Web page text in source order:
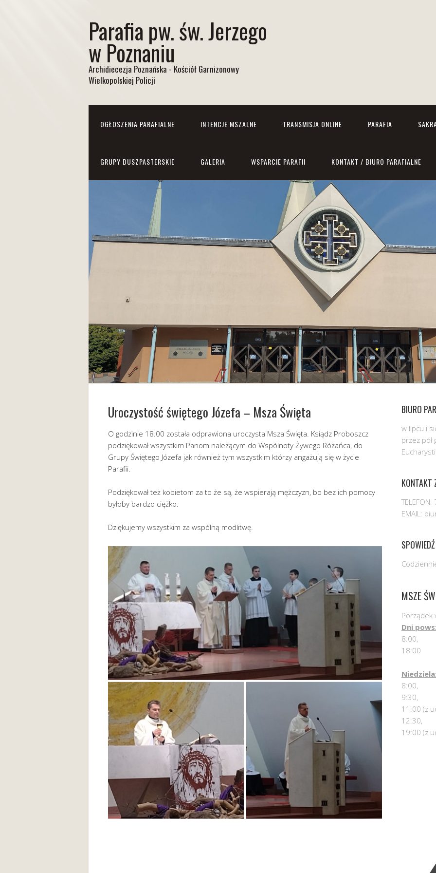
Parafia pw. św. Jerzego
w Poznaniu
Archidiecezja Poznańska - Kościół Garnizonowy
Wielkopolskiej Policji
OGŁOSZENIA PARAFIALNE INTENCJE MSZALNE TRANSMISJA ONLINE PARAFIA
GRUPY DUSZPASTERSKIE GALERIA WSPARCIE PARAFII KONTAKT / BIURO PARAFIALNE
Uroczystość świętego Józefa – Msza Święta
O godzinie 18.00 została odprawiona uroczysta Msza Święta. Ksiądz Proboszcz
podziękował wszystkim Panom należącym do Wspólnoty Żywego Różańca, do
Grupy Świętego Józefa jak również tym wszystkim którzy angażują się w życie
Parafii.
Podziękował też kobietom za to że są, że wspierają mężczyzn, bo bez ich pomocy
byłoby bardzo ciężko.
Dziękujemy wszystkim za wspólną modlitwę.
BIURO
w lipcu i
przez
Eucharystii
KONTAKT
EMAIL:
MSZE
Porządek
Dni
8:00,
18:00
Niedziela:
8:00,
9:30,
11:00 (z
12:30,
19:00 (z